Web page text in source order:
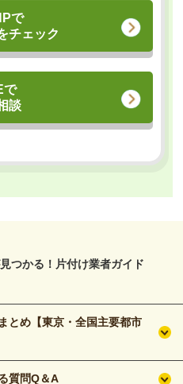
で
チェック
で
談
つかる！片付け業者ガイド
とめ【東京・全国主要都市
質問Q＆A